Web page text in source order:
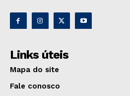
Links úteis
Mapa do site
Fale conosco